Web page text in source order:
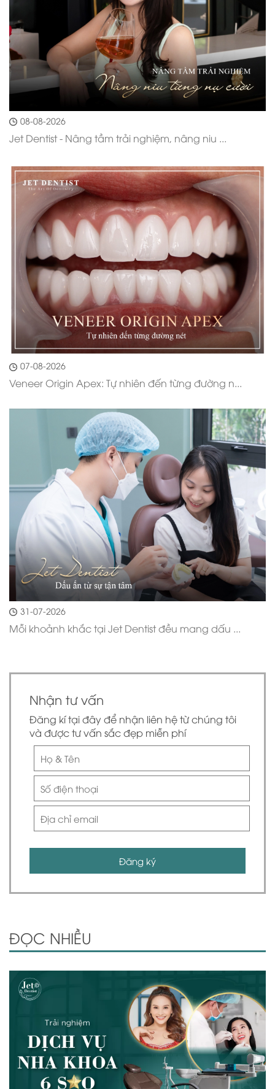
08-08-2026
Jet Dentist - Nâng tầm trải nghiệm, nâng niu ...
07-08-2026
Veneer Origin Apex: Tự nhiên đến từng đường n...
31-07-2026
Mỗi khoảnh khắc tại Jet Dentist đều mang dấu ...
Nhận tư vấn
Đăng kí tại đây để nhận liên hệ từ chúng tôi
và được tư vấn sắc đẹp miễn phí
Đăng ký
ĐỌC NHIỀU